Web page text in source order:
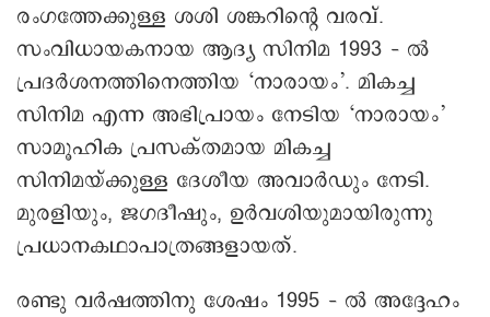
രംഗത്തേക്കുള്ള ശശി ശങ്കറിന്റെ വരവ്.
സംവിധായകനായ ആദ്യ സിനിമ 1993 – ല്‍
പ്രദര്‍ശനത്തിനെത്തിയ ‘നാരായം’. മികച്ച
സിനിമ എന്ന അഭിപ്രായം നേടിയ ‘നാരായം’
സാമൂഹിക പ്രസക്തമായ മികച്ച
സിനിമയ്ക്കുള്ള ദേശീയ അവാർഡും നേടി.
മുരളിയും, ജഗദീഷും, ഉര്‍വശിയുമായിരുന്നു
പ്രധാനകഥാപാത്രങ്ങളായത്.
രണ്ടു വര്‍ഷത്തിനു ശേഷം 1995 – ല്‍ അദ്ദേഹം